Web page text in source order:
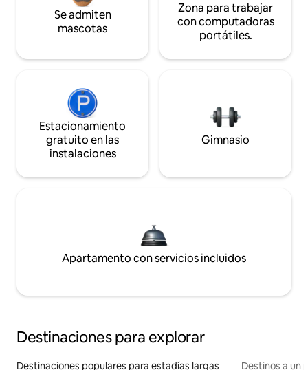
Se admiten
mascotas
Zona para trabajar
con computadoras
portátiles.
Estacionamiento
gratuito en las
instalaciones
Gimnasio
Apartamento con servicios incluidos
Destinaciones para explorar
Destinaciones populares para estadías largas Destinos a un